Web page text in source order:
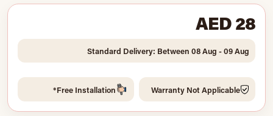
AED 28
Standard Delivery: Between 08 Aug - 09 Aug
Warranty Not Applicable
Free Installation*